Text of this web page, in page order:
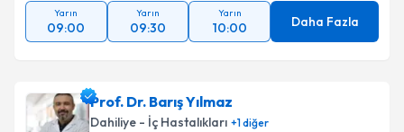
Yarın
09:00
Yarın
09:30
Yarın
10:00 Daha Fazla
Prof. Dr. Barış Yılmaz
Dahiliye - İç Hastalıkları +1diğer